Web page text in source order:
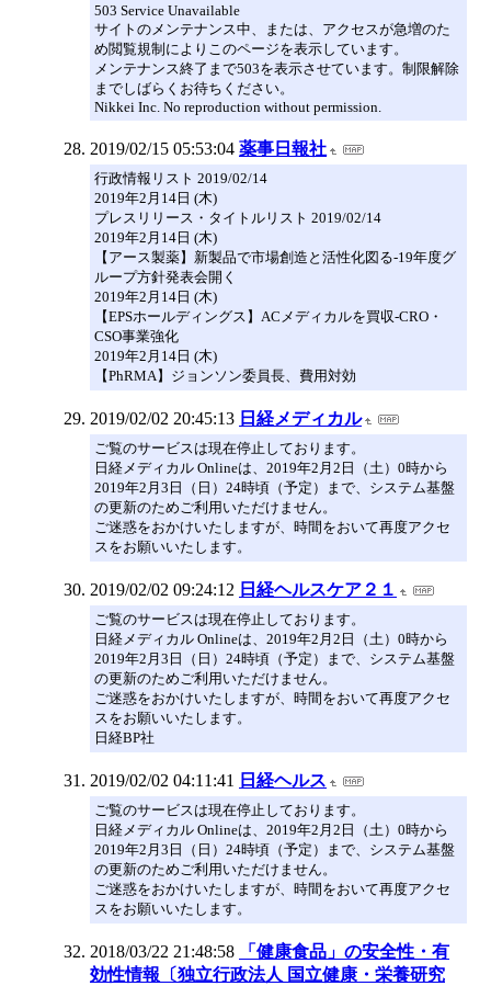
503 Service Unavailable
サイトのメンテナンス中、または、アクセスが急増のた
め閲覧規制によりこのページを表示しています。
メンテナンス終了まで503を表示させています。制限解除
までしばらくお待ちください。
Nikkei Inc. No reproduction without permission.
2019/02/15 05:53:04 薬事日報社
行政情報リスト 2019/02/14
2019年2月14日 (木)
プレスリリース・タイトルリスト 2019/02/14
2019年2月14日 (木)
【アース製薬】新製品で市場創造と活性化図る‐19年度グ
ループ方針発表会開く
2019年2月14日 (木)
【EPSホールディングス】ACメディカルを買収‐CRO・
CSO事業強化
2019年2月14日 (木)
【PhRMA】ジョンソン委員長、費用対効
2019/02/02 20:45:13 日経メディカル
ご覧のサービスは現在停止しております。
日経メディカル Onlineは、2019年2月2日（土）0時から
2019年2月3日（日）24時頃（予定）まで、システム基盤
の更新のためご利用いただけません。
ご迷惑をおかけいたしますが、時間をおいて再度アクセ
スをお願いいたします。
2019/02/02 09:24:12 日経ヘルスケア２１
ご覧のサービスは現在停止しております。
日経メディカル Onlineは、2019年2月2日（土）0時から
2019年2月3日（日）24時頃（予定）まで、システム基盤
の更新のためご利用いただけません。
ご迷惑をおかけいたしますが、時間をおいて再度アクセ
スをお願いいたします。
日経BP社
2019/02/02 04:11:41 日経ヘルス
ご覧のサービスは現在停止しております。
日経メディカル Onlineは、2019年2月2日（土）0時から
2019年2月3日（日）24時頃（予定）まで、システム基盤
の更新のためご利用いただけません。
ご迷惑をおかけいたしますが、時間をおいて再度アクセ
スをお願いいたします。
2018/03/22 21:48:58
「健康食品」の安全性・有
効性情報〔独立行政法人 国立健康・栄養研究